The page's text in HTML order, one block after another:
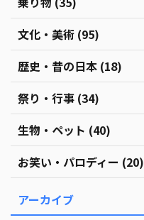
文化・美術 (95)
歴史・昔の日本 (18)
祭り・行事 (34)
生物・ペット (40)
お笑い・パロディー (20)
アーカイブ